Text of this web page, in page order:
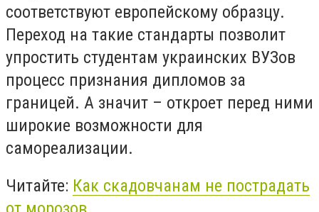
соответствуют европейскому образцу.
Переход на такие стандарты позволит
упростить студентам украинских ВУЗов
процесс признания дипломов за
границей. А значит – откроет перед ними
широкие возможности для
самореализации.
Читайте: Как скадовчанам не пострадать